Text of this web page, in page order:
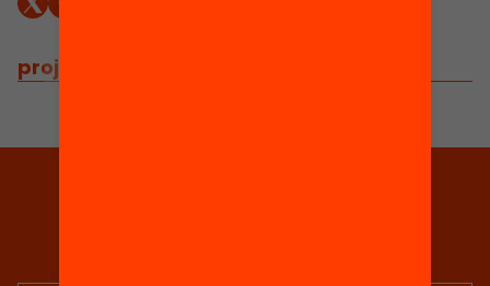
projectes relacionats